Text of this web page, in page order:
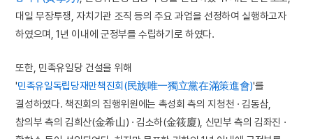
대일 무장투쟁, 자치기관 조직 등의 주요 과업을 선정하여 실행하고자
하였으며, 1년 이내에 군정부를 수립하기로 하였다.
또한, 민족유일당 건설을 위해
'민족유일독립당재만책진회(民族唯一獨立黨在滿策進會)'를
결성하였다. 책진회의 집행위원에는 촉성회 측의 지청천 · 김동삼,
참의부 측의 김희산(金希山) · 김소하(金筱廈), 신민부 측의 김좌진 ·